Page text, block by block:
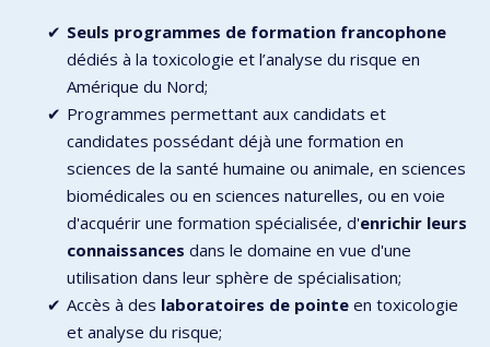
Seuls programmes de formation francophone
dédiés à la toxicologie et l’analyse du risque en
Amérique du Nord;
Programmes permettant aux candidats et
candidates possédant déjà une formation en
sciences de la santé humaine ou animale, en sciences
biomédicales ou en sciences naturelles, ou en voie
d'acquérir une formation spécialisée, d'enrichir leurs
connaissances dans le domaine en vue d'une
utilisation dans leur sphère de spécialisation;
Accès à des laboratoires de pointe en toxicologie
et analyse du risque;